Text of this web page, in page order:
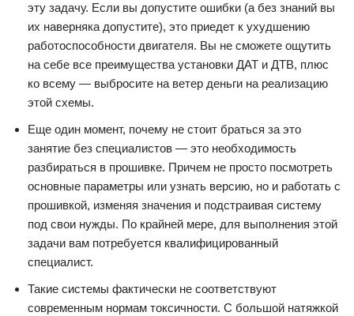
эту задачу. Если вы допустите ошибки (а без знаний вы
их наверняка допустите), это приедет к ухудшению
работоспособности двигателя. Вы не сможете ощутить
на себе все преимущества установки ДАТ и ДТВ, плюс
ко всему — выбросите на ветер деньги на реализацию
этой схемы.
Еще один момент, почему не стоит браться за это
занятие без специалистов — это необходимость
разбираться в прошивке. Причем не просто посмотреть
основные параметры или узнать версию, но и работать с
прошивкой, изменяя значения и подстраивая систему
под свои нужды. По крайней мере, для выполнения этой
задачи вам потребуется квалифицированный
специалист.
Такие системы фактически не соответствуют
современным нормам токсичности. С большой натяжкой